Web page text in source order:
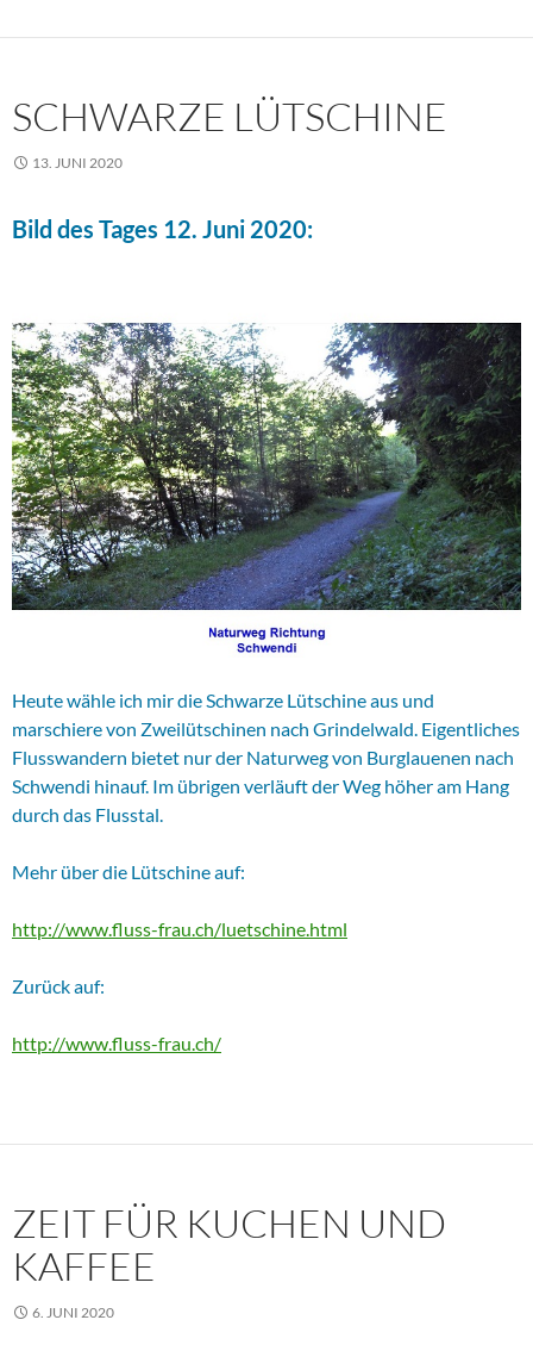
SCHWARZE LÜTSCHINE
13. JUNI 2020
Bild des Tages 12. Juni 2020:
Heute wähle ich mir die Schwarze Lütschine aus und
marschiere von Zweilütschinen nach Grindelwald. Eigentliches
Flusswandern bietet nur der Naturweg von Burglauenen nach
Schwendi hinauf. Im übrigen verläuft der Weg höher am Hang
durch das Flusstal.
Mehr über die Lütschine auf:
http://www.fluss-frau.ch/luetschine.html
Zurück auf:
http://www.fluss-frau.ch/
ZEIT FÜR KUCHEN UND
KAFFEE
6. JUNI 2020